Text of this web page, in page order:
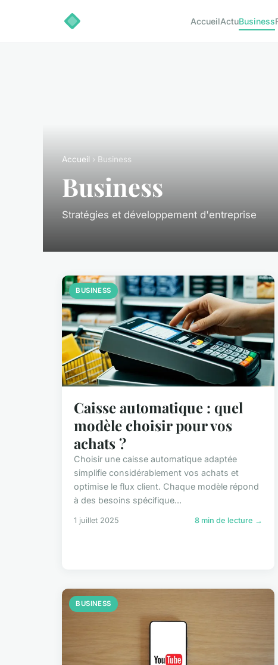
AccueilActuBusiness
Accueil › Business
Business
Stratégies et développement d'entreprise
BUSINESS
Caisse automatique : quel
modèle choisir pour vos
achats ?
Choisir une caisse automatique adaptée
simplifie considérablement vos achats et
optimise le flux client. Chaque modèle répond
à des besoins spécifique...
1 juillet 2025 8 min de lecture →
BUSINESS